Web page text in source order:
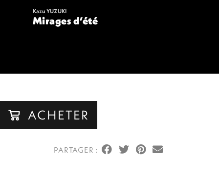
Kazu YUZUKI
Mirages d’été
ACHETER